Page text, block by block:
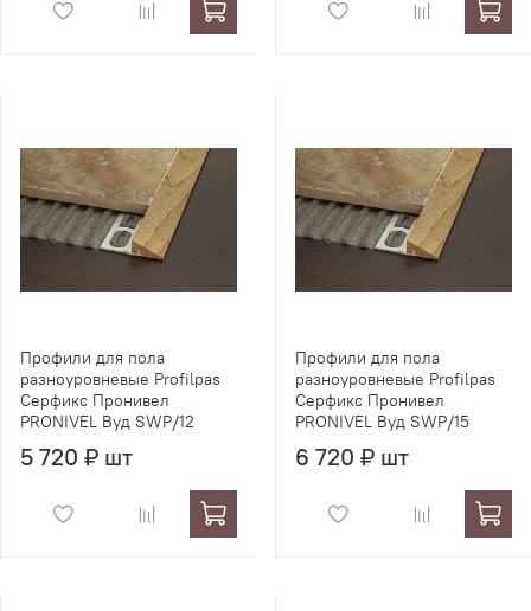
Профили для пола
разноуровневые Profilpas
Серфикс Пронивел
PRONIVEL Вуд SWP/12
5 720 ₽ шт
Профили для пола
разноуровневые Profilpas
Серфикс Пронивел
PRONIVEL Вуд SWP/15
6 720 ₽ шт